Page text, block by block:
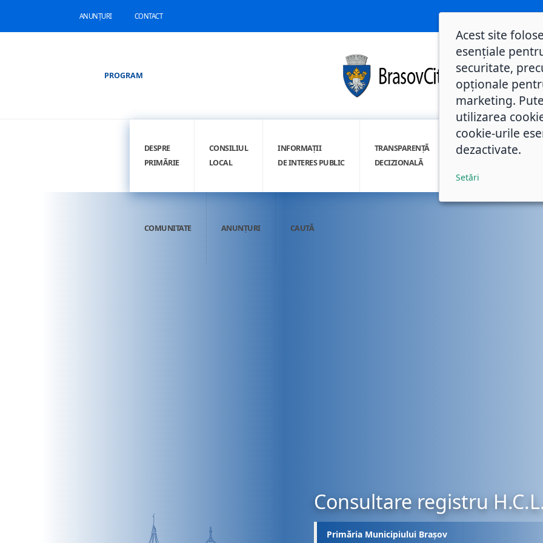
ANUNȚURI CONTACT
PROGRAM
DESPRE
PRIMĂRIE
CONSILIUL
LOCAL
INFORMAȚII
DE INTERES PUBLIC
TRANSPARENȚĂ
DECIZIONALĂ
INTEGRITATE
COMUNITATE ANUNȚURI CAUTĂ
Consultare registru
Primăria Municipiului Brașov
Acest site
esențiale
securitate,
opționale
marketing.
utilizarea
cookie-urile
dezactivate.
Setări